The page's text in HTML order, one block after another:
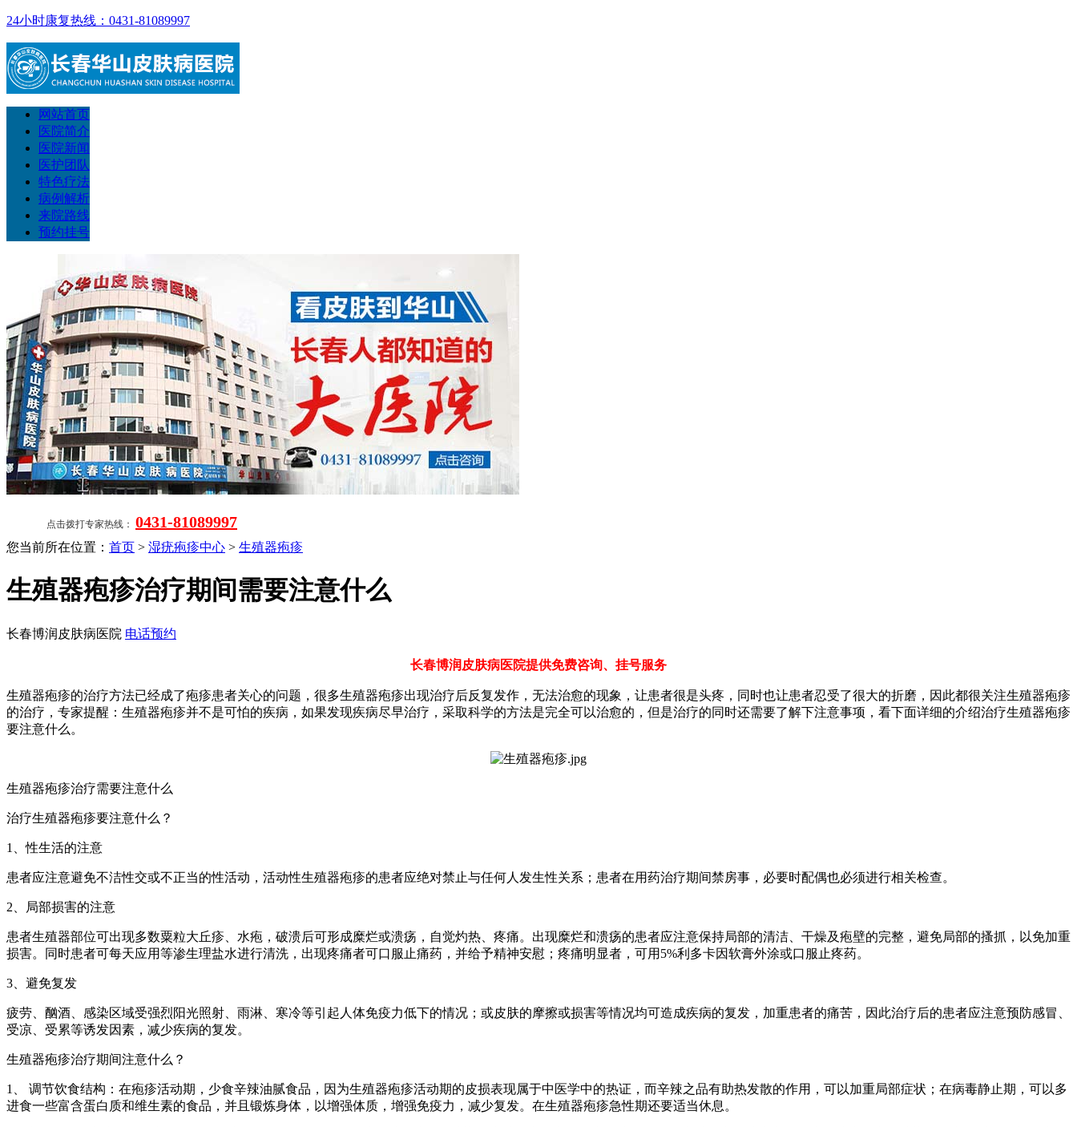
24小时康复热线：0431-81089997
网站首页
医院简介
医院新闻
医护团队
特色疗法
病例解析
来院路线
预约挂号
点击拨打专家热线： 0431-81089997
您当前所在位置： 首页 > 湿疣疱疹中心 > 生殖器疱疹
生殖器疱疹治疗期间需要注意什么
长春博润皮肤病医院 电话预约
长春博润皮肤病医院提供免费咨询、挂号服务
生殖器疱疹的治疗方法已经成了疱疹患者关心的问题，很多生殖器疱疹出现治疗后反复发作，无法治愈的现象，让患者很是头疼，同时也让患者忍受了很大的折磨，因此都很关注生殖器疱疹
的治疗，专家提醒：生殖器疱疹并不是可怕的疾病，如果发现疾病尽早治疗，采取科学的方法是完全可以治愈的，但是治疗的同时还需要了解下注意事项，看下面详细的介绍治疗生殖器疱疹
要注意什么。
生殖器疱疹治疗需要注意什么
治疗生殖器疱疹要注意什么？
1、性生活的注意
患者应注意避免不洁性交或不正当的性活动，活动性生殖器疱疹的患者应绝对禁止与任何人发生性关系；患者在用药治疗期间禁房事，必要时配偶也必须进行相关检查。
2、局部损害的注意
患者生殖器部位可出现多数粟粒大丘疹、水疱，破溃后可形成糜烂或溃疡，自觉灼热、疼痛。出现糜烂和溃疡的患者应注意保持局部的清洁、干燥及疱壁的完整，避免局部的搔抓，以免加重
损害。同时患者可每天应用等渗生理盐水进行清洗，出现疼痛者可口服止痛药，并给予精神安慰；疼痛明显者，可用5%利多卡因软膏外涂或口服止疼药。
3、避免复发
疲劳、酗酒、感染区域受强烈阳光照射、雨淋、寒冷等引起人体免疫力低下的情况；或皮肤的摩擦或损害等情况均可造成疾病的复发，加重患者的痛苦，因此治疗后的患者应注意预防感冒、
受凉、受累等诱发因素，减少疾病的复发。
生殖器疱疹治疗期间注意什么？
1、 调节饮食结构：在疱疹活动期，少食辛辣油腻食品，因为生殖器疱疹活动期的皮损表现属于中医学中的热证，而辛辣之品有助热发散的作用，可以加重局部症状；在病毒静止期，可以多
进食一些富含蛋白质和维生素的食品，并且锻炼身体，以增强体质，增强免疫力，减少复发。在生殖器疱疹急性期还要适当休息。